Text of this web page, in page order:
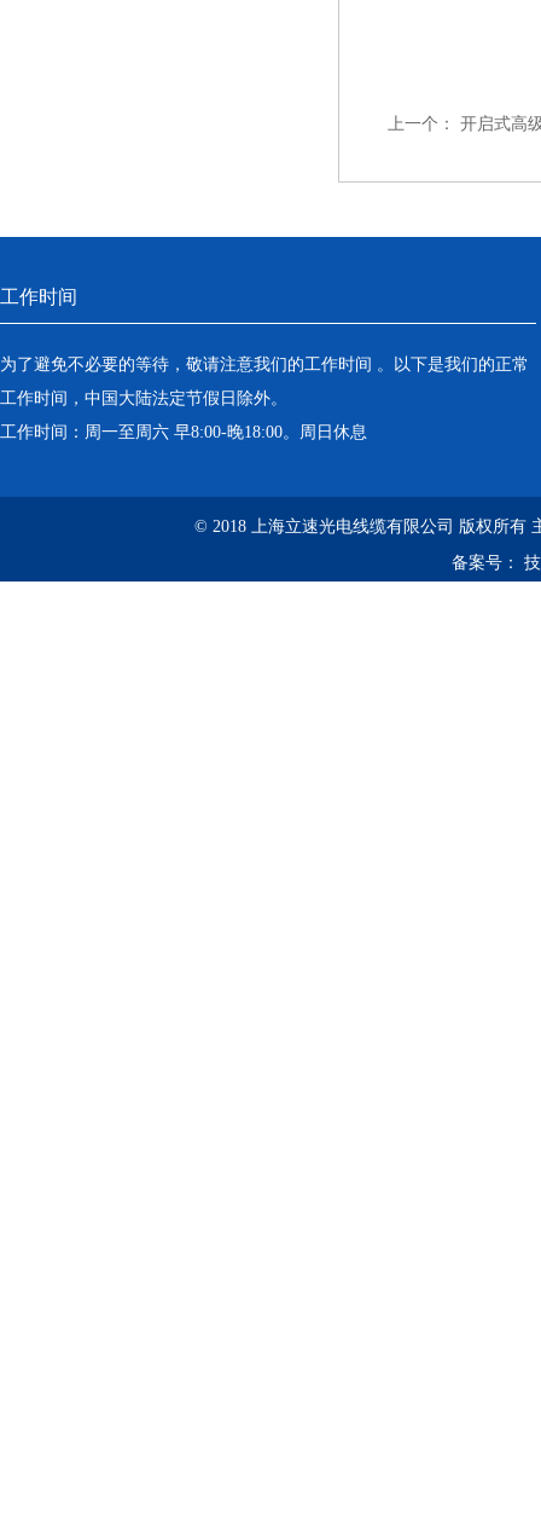
上一个： 开启式高
工作时间
为了避免不必要的等待，敬请注意我们的工作时间 。以下是我们的正常
工作时间，中国大陆法定节假日除外。
工作时间：周一至周六 早8:00-晚18:00。周日休息
© 2018 上海立速光电线缆有限公司 版权所有
备案号：